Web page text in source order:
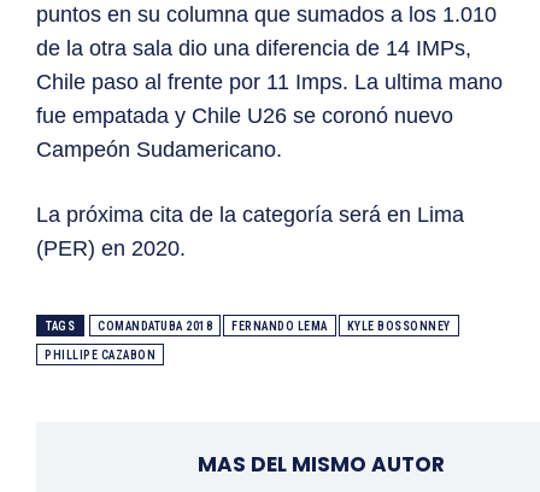
puntos en su columna que sumados a los 1.010
de la otra sala dio una diferencia de 14 IMPs,
Chile paso al frente por 11 Imps. La ultima mano
fue empatada y Chile U26 se coronó nuevo
Campeón Sudamericano.
La próxima cita de la categoría será en Lima
(PER) en 2020.
TAGS COMANDATUBA 2018 FERNANDO LEMA KYLE BOSSONNEY
PHILLIPE CAZABON
MAS DEL MISMO AUTOR